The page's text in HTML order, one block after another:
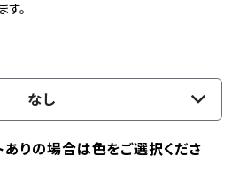
。
なし
ありの場合は色をご選択くださ